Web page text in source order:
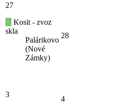
27
Kosit - zvoz
skla
Palárikovo
(Nové
Zámky)
28
3
4